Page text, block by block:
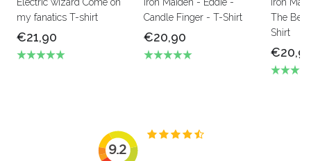
my fanatics T-shirt
€21,90
Candle Finger - T-Shirt
€20,90
The
Shirt